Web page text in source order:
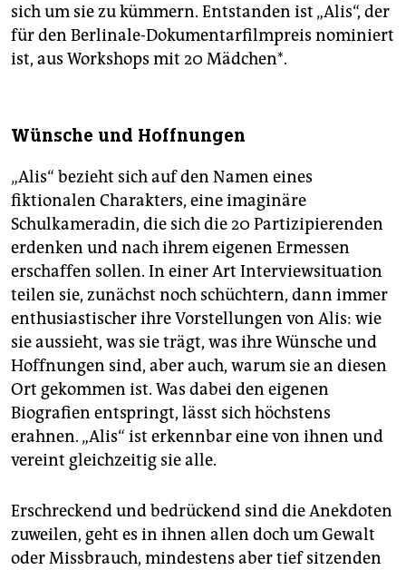
sich um sie zu kümmern. Entstanden ist „Alis“, der
für den Berlinale-Dokumentarfilmpreis nominiert
ist, aus Workshops mit 20 Mädchen*.
Wünsche und Hoffnungen
„Alis“ bezieht sich auf den Namen eines
fiktionalen Charakters, eine imaginäre
Schulkameradin, die sich die 20 Partizipierenden
erdenken und nach ihrem eigenen Ermessen
erschaffen sollen. In einer Art Interviewsituation
teilen sie, zunächst noch schüchtern, dann immer
enthusiastischer ihre Vorstellungen von Alis: wie
sie aussieht, was sie trägt, was ihre Wünsche und
Hoffnungen sind, aber auch, warum sie an diesen
Ort gekommen ist. Was dabei den eigenen
Biografien entspringt, lässt sich höchstens
erahnen. „Alis“ ist erkennbar eine von ihnen und
vereint gleichzeitig sie alle.
Erschreckend und bedrückend sind die Anekdoten
zuweilen, geht es in ihnen allen doch um Gewalt
oder Missbrauch, mindestens aber tief sitzenden